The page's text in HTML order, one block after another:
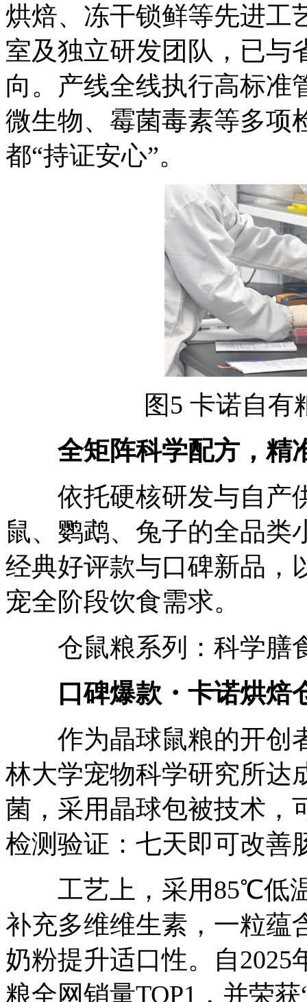
烘焙、冻干锁鲜等先进工
室及独立研发团队，已与
向。产线全线执行高标准
微生物、霉菌毒素等多项
都“持证安心”。
图5 卡诺自有
全矩阵科学配方，精
依托硬核研发与自产
鼠、鹦鹉、兔子的全品类
经典好评款与口碑新品，
宠全阶段饮食需求。
仓鼠粮系列：科学膳
口碑爆款・卡诺烘焙
作为晶球鼠粮的开创
林大学宠物科学研究所达
菌，采用晶球包被技术，
检测验证：七天即可改善
工艺上，采用85℃低温
补充多维维生素，一粒蕴
奶粉提升适口性。自2025
粮全网销量TOP1，并荣